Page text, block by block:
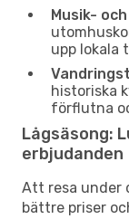
Musik-
upp lokala
historiska
förflutna
Lågsäsong:
erbjudanden
Att resa under
bättre priser